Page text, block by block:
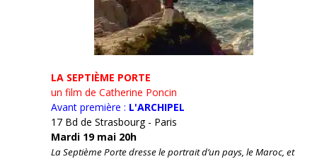
LA SEPTIÈME PORTE
un film de Catherine Poncin
Avant première : L'ARCHIPEL
17 Bd de Strasbourg - Paris
Mardi 19 mai 20h
La Septième Porte dresse le portrait d’un pays, le Maroc, et